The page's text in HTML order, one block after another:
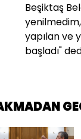
Beşiktaş
yapılan ve
başladı"